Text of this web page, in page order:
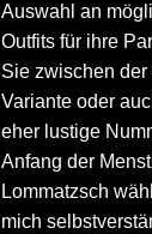
Auswahl an
Outfits für ihre
Sie zwischen der
Variante oder
eher lustige
Anfang der
Lommatzsch
mich